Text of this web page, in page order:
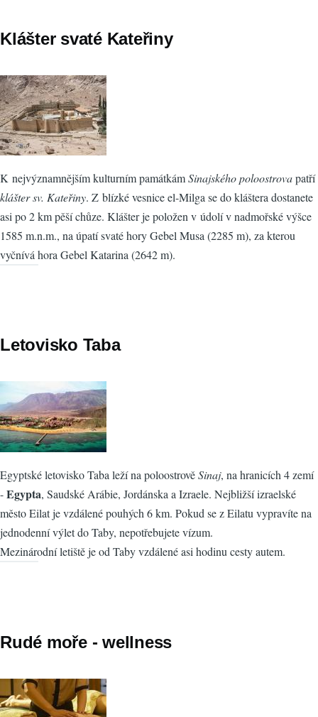
Klášter svaté Kateřiny
K nejvýznamnějším kulturním památkámSinajského poloostrovapatří
klášter sv. Kateřiny. Z blízké vesnice el-Milga se do kláštera dostanete
asi po 2 km pěší chůze. Klášter je položen v údolí v nadmořské výšce
1585 m.n.m., na úpatí svaté hory Gebel Musa (2285 m), za kterou
vyčnívá hora Gebel Katarina (2642 m).
Letovisko Taba
Egyptské letovisko Taba leží na poloostrověSinaj, na hranicích 4 zemí
-Egypta, Saudské Arábie, Jordánska a Izraele. Nejbližší izraelské
město Eilat je vzdálené pouhých 6 km. Pokud se z Eilatu vypravíte na
jednodenní výlet do Taby, nepotřebujete vízum.
Mezinárodní letiště je od Taby vzdálené asi hodinu cesty autem.
Rudé moře - wellness